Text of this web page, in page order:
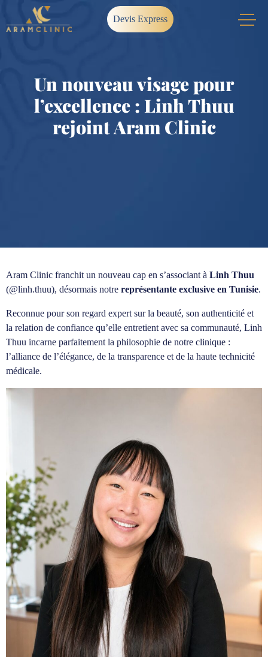
Devis Express
Un nouveau visage pour
l’excellence : Linh Thuu
rejoint Aram Clinic
Aram Clinic franchit un nouveau cap en s’associant à Linh Thuu
(@linh.thuu), désormais notre représentante exclusive en Tunisie.
Reconnue pour son regard expert sur la beauté, son authenticité et
la relation de confiance qu’elle entretient avec sa communauté, Linh
Thuu incarne parfaitement la philosophie de notre clinique :
l’alliance de l’élégance, de la transparence et de la haute technicité
médicale.